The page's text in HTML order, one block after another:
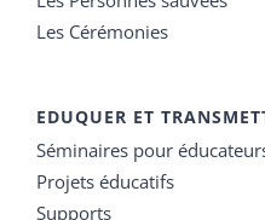
Les Cérémonies
EDUQUER ET
Séminaires pour
Projets éducatifs
Supports